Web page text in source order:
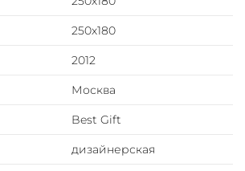
250х180
2012
Москва
Best Gift
дизайнерская